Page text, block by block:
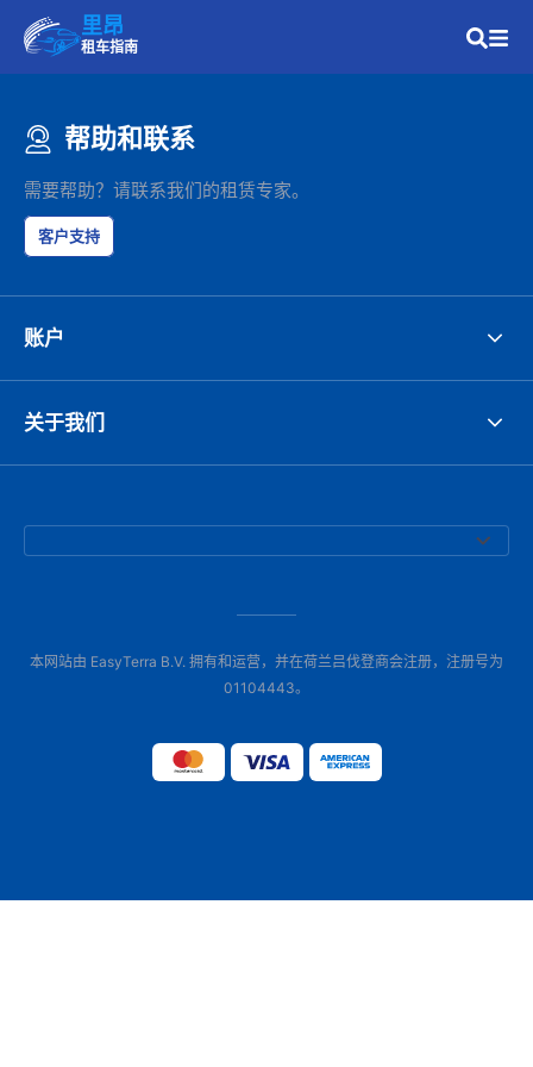
里昂
租车指南
帮助和联系
需要帮助？请联系我们的租赁专家。
客户支持
账户
关于我们
本网站由 EasyTerra B.V. 拥有和运营，并在荷兰吕伐登商会注册，注册号为
01104443。